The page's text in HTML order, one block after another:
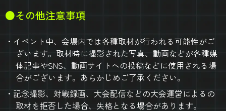
●その他注意事項
イベント中、会場内では各種取材が行われる可能性がご
ざいます。取材時に撮影された写真、動画などが各種媒
体記事やSNS、動画サイトへの投稿などに使用される場
合がございます。あらかじめご了承ください。
記念撮影、対戦録画、大会配信などの大会運営によるの
取材を拒否した場合、失格となる場合があります。